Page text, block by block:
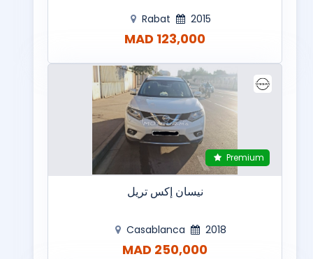
Rabat 2015
123,000 MAD
Premium
نيسان إكس تريل
Casablanca 2018
250,000 MAD